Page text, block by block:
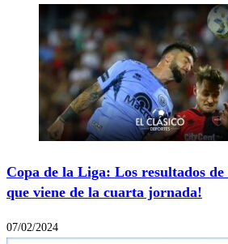
Copa de la Liga: Los resultados
que viene de la cuarta jornada!
07/02/2024